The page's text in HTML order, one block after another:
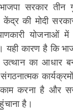
सरकार
केंद्र की मोदी
योजनाओं
कारण है कि
का आधार
करना है और
है।